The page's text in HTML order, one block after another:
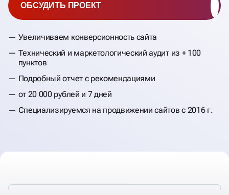
Увеличиваем конверсионность сайта
Технический и маркетологический аудит из + 100
пунктов
Подробный отчет с рекомендациями
от 20 000 рублей и 7 дней
Специализируемся на продвижении сайтов с 2016 г.
ОБСУДИТЬ ПРОЕКТ